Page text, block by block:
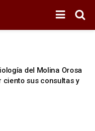
del Molina Orosa
ciento sus consultas y